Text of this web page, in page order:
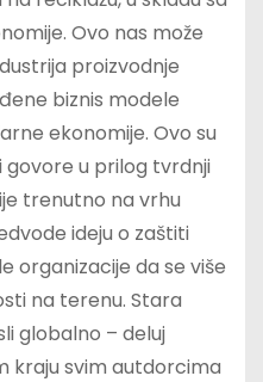
Ovo nas može
proizvodnje
biznis modele
ekonomije. Ovo su
u prilog tvrdnji
trenutno na vrhu
ideju o zaštiti
organizacije da se više
na terenu. Stara
globalno – deluj
kraju svim autdorcima